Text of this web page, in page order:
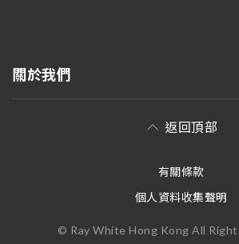
關於我們
返回頂部
有關條款
個人資料收集聲明
© Ray White Hong Kong All